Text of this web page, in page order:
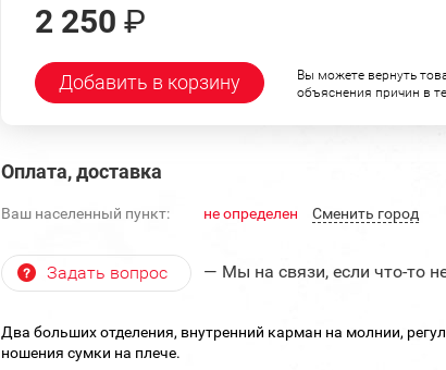
2 250 ₽
Добавить в корзину
Вы можете вернуть
объяснения причин в
Оплата, доставка
Ваш населенный пункт: не определен Cменить город
Задать вопрос — Мы на связи, если что-то
Два больших отделения, внутренний карман на молнии,
ношения сумки на плече.